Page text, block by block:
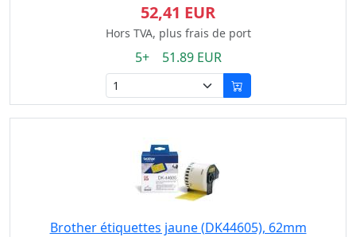
52,41 EUR
Hors TVA, plus frais de port
5+ 51.89 EUR
Brother étiquettes jaune (DK44605), 62mm